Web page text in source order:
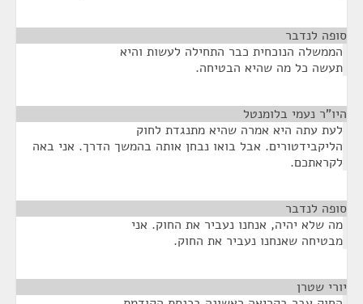
סופה לנדבר
הממשלה הנוכחית כבר התחילה לעשות והיא
תעשה כל מה שהיא הבטיחה.
היו"ר נעמי בלומנטל
לעת עתה היא אמרה שהיא מתנגדת לחוק
הליקבידטורים. אבל בואו נבחן אותה בהמשך הדרך. אני באה
לקראתכם.
סופה לנדבר
מה שלא יהיה, אנחנו נעביר את החוק. אני
מבטיחה שאנחנו נעביר את החוק.
יורי שטרן